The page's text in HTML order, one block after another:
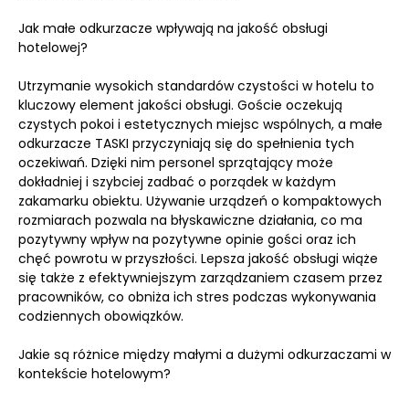
Jak małe odkurzacze wpływają na jakość obsługi
hotelowej?
Utrzymanie wysokich standardów czystości w hotelu to
kluczowy element jakości obsługi. Goście oczekują
czystych pokoi i estetycznych miejsc wspólnych, a małe
odkurzacze TASKI przyczyniają się do spełnienia tych
oczekiwań. Dzięki nim personel sprzątający może
dokładniej i szybciej zadbać o porządek w każdym
zakamarku obiektu. Używanie urządzeń o kompaktowych
rozmiarach pozwala na błyskawiczne działania, co ma
pozytywny wpływ na pozytywne opinie gości oraz ich
chęć powrotu w przyszłości. Lepsza jakość obsługi wiąże
się także z efektywniejszym zarządzaniem czasem przez
pracowników, co obniża ich stres podczas wykonywania
codziennych obowiązków.
Jakie są różnice między małymi a dużymi odkurzaczami w
kontekście hotelowym?